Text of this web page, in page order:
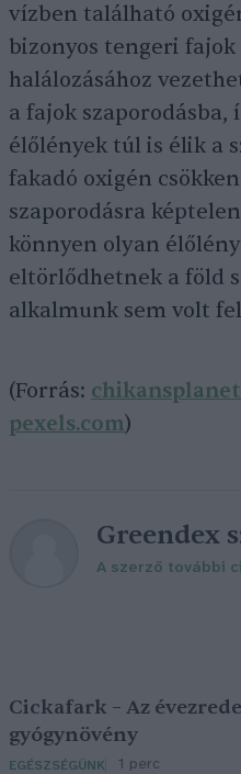
vízben található
bizonyos tengeri
halálozásához
a fajok szaporodásba,
élőlények túl is élik a
fakadó oxigén
szaporodásra
könnyen olyan
eltörlődhetnek a föld
alkalmunk sem volt
(Forrás:
pexels.com)
Greendex
A szerző további
Cickafark – Az
gyógynövény
EGÉSZSÉGÜNK 1 perc